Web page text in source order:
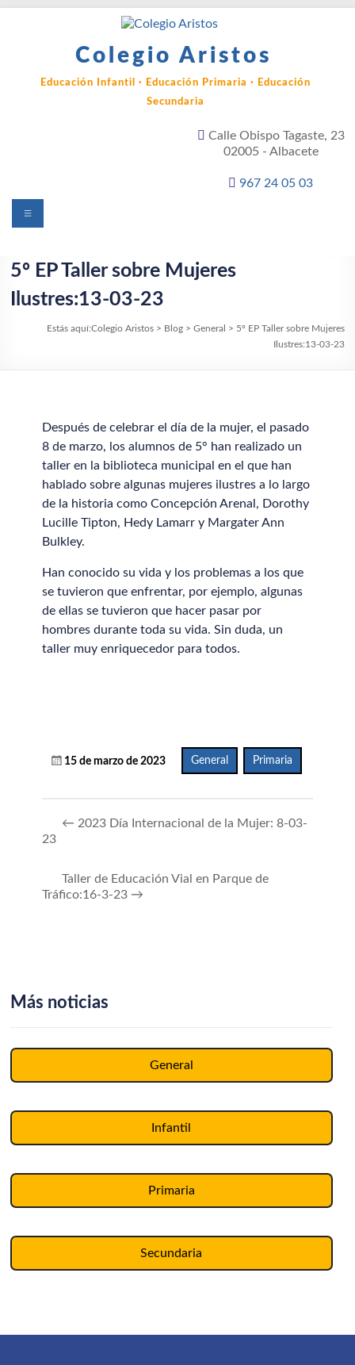
Colegio Aristos
Educación Infantil · Educación Primaria · Educación
Secundaria
Calle Obispo Tagaste, 23
02005 - Albacete
967 24 05 03
Menú
5º EP Taller sobre Mujeres
Ilustres:13-03-23
Estás aquí:Colegio Aristos> Blog> General > 5º EP Taller sobre Mujeres
Ilustres:13-03-23
Después de celebrar el día de la mujer, el pasado
8 de marzo, los alumnos de 5° han realizado un
taller en la biblioteca municipal en el que han
hablado sobre algunas mujeres ilustres a lo largo
de la historia como Concepción Arenal, Dorothy
Lucille Tipton, Hedy Lamarr y Margater Ann
Bulkley.
Han conocido su vida y los problemas a los que
se tuvieron que enfrentar, por ejemplo, algunas
de ellas se tuvieron que hacer pasar por
hombres durante toda su vida. Sin duda, un
taller muy enriquecedor para todos.
15 de marzo de 2023 General Primaria
← 2023 Día Internacional de la Mujer: 8-03-
23
Taller de Educación Vial en Parque de
Tráfico:16-3-23 →
Más noticias
General
Infantil
Primaria
Secundaria